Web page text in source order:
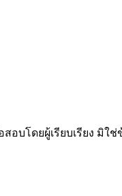
อบโดยผู้เรียบเรียง มิใ